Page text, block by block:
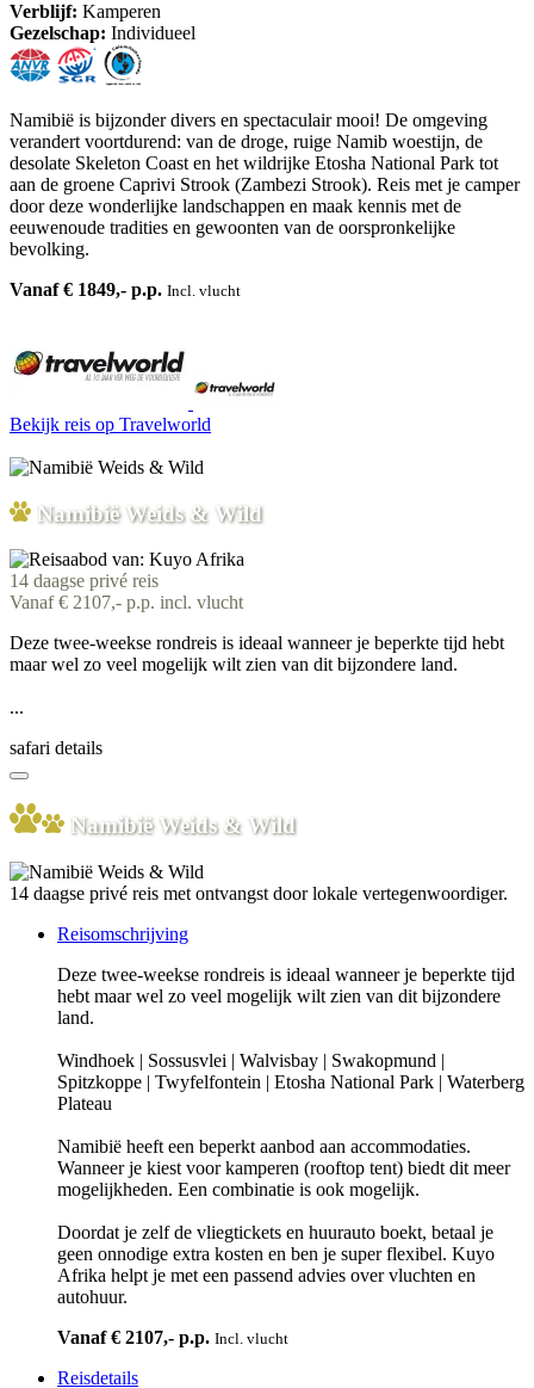
Verblijf: Kamperen
Gezelschap: Individueel
Namibië is bijzonder divers en spectaculair mooi! De omgeving
verandert voortdurend: van de droge, ruige Namib woestijn, de
desolate Skeleton Coast en het wildrijke Etosha National Park tot
aan de groene Caprivi Strook (Zambezi Strook). Reis met je camper
door deze wonderlijke landschappen en maak kennis met de
eeuwenoude tradities en gewoonten van de oorspronkelijke
bevolking.
Vanaf € 1849,- p.p. Incl. vlucht
Bekijk reis op Travelworld
Namibië Weids & Wild
14 daagse privé reis
Vanaf € 2107,- p.p. incl. vlucht
Deze twee-weekse rondreis is ideaal wanneer je beperkte tijd hebt
maar wel zo veel mogelijk wilt zien van dit bijzondere land.
...
safari details
Namibië Weids & Wild
14 daagse privé reis met ontvangst door lokale vertegenwoordiger.
Reisomschrijving
Deze twee-weekse rondreis is ideaal wanneer je beperkte tijd
hebt maar wel zo veel mogelijk wilt zien van dit bijzondere
land.
Windhoek | Sossusvlei | Walvisbay | Swakopmund |
Spitzkoppe | Twyfelfontein | Etosha National Park | Waterberg
Plateau
Namibië heeft een beperkt aanbod aan accommodaties.
Wanneer je kiest voor kamperen (rooftop tent) biedt dit meer
mogelijkheden. Een combinatie is ook mogelijk.
Doordat je zelf de vliegtickets en huurauto boekt, betaal je
geen onnodige extra kosten en ben je super flexibel. Kuyo
Afrika helpt je met een passend advies over vluchten en
autohuur.
Vanaf € 2107,- p.p. Incl. vlucht
Reisdetails